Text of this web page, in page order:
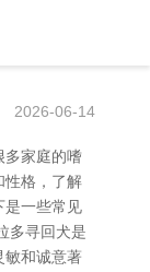
2026-06-14
多家庭的嗜
性格，了解
是一些常见
多寻回犬是
敏和诚意著